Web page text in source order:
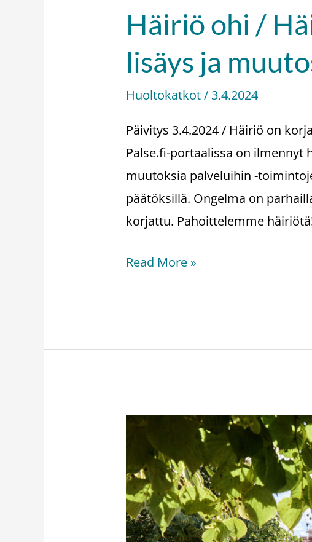
Häiriö ohi /
lisäys ja
Huoltokatkot/3.4.2024
Päivitys 3.4.2024 / Häiriö on
Palse.fi-portaalissa on ilmennyt
muutoksia palveluihin -
päätöksillä. Ongelma on
korjattu. Pahoittelemme
Häiriö
ohi
palveluiden
lisäys
ja
muutos
-
3.4.2024
Read More »
Siun
soten
palvelusetelien
käyttö
laajenee